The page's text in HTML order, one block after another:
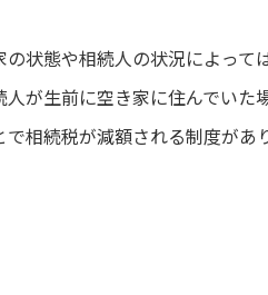
の状態や相続人の状況によって
人が生前に空き家に住んでい
相続税が減額される制度があ